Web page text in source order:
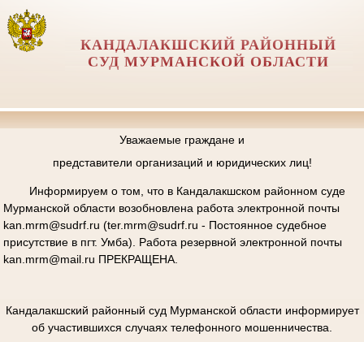
КАНДАЛАКШСКИЙ РАЙОННЫЙ
СУД МУРМАНСКОЙ ОБЛАСТИ
Уважаемые граждане и
представители организаций и юридических лиц!
Информируем о том, что в Кандалакшском районном суде
Мурманской области возобновлена работа электронной почты
kan.mrm@sudrf.ru (ter.mrm@sudrf.ru - Постоянное судебное
присутствие в пгт. Умба). Работа резервной электронной почты
kan.mrm@mail.ru ПРЕКРАЩЕНА.
Кандалакшский районный суд Мурманской области информирует
об участившихся случаях телефонного мошенничества.